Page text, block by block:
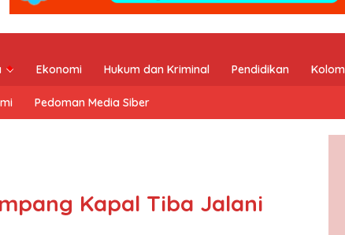
Ekonomi Hukum dan Kriminal Pendidikan Kolom
Pedoman Media Siber
Kapal Tiba Jalani